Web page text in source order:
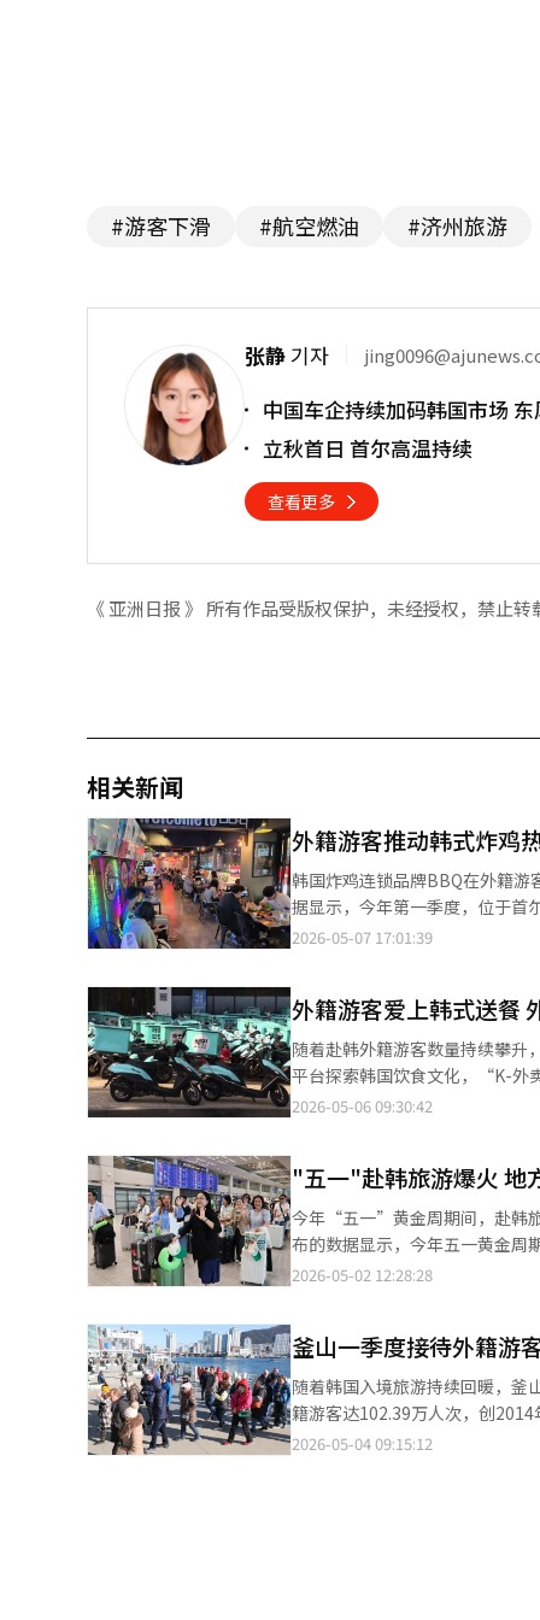
#游客下滑 #航空燃油 #济州旅游
张静 기자
中国车企持续加码韩国市场
立秋首日 首尔高温持续
查看更多
《 亚洲日报 》 所有作品受版权保护，未经授权，禁止转
相关新闻
外籍游客推动韩式炸鸡
韩国炸鸡连锁品牌BBQ在外籍游客消费带
据显示，今年第一季度，位于首
同比增长61.8%，增幅居首；明
门店客流与销售额同步上涨。 从消费偏好来看，外国消费者对韩式炸鸡的接受度持续提升。黄金橄榄炸鸡、韩式甜辣
炸鸡等无骨炸鸡产品成为热门菜单，同
与韩食振兴院此前发布的《
反映出韩国食品在全球市场的影响力持续扩大。 BBQ相关负责人表示，为进
大重点商圈布局，计划增加30至
BBQ也在加快全球化布局。今年3
【图片来源 韩联社】
2026-05-07 17:01:39
外籍游客爱上韩式送餐
随着赴韩外籍游客数量持续攀升
平台探索韩国饮食文化，“K-外卖文化”正逐渐成
行、深度游转变，外籍游客通
已大幅降低。 为争取外籍用户，“外卖的民族”于去年9月率先接入微信支付、支付宝等跨境支付方式，并于今年2
月基于大语言模型推出生成式人工智能
Smart Data旗下公司面向外籍
商Orange Square也上线了
使用门槛持续降低，外卖服务有
场景，“像剧中人物一样生活”的体验式消费需求持续升温。
断丰富，“K-外卖文化”有望从
【图片提供 韩联社】
2026-05-06 09:30:42
"五一"赴韩旅游爆火 地
今年“五一”黄金周期间，赴韩旅游
布的数据显示，今年五一黄金周
目的地均为首尔，新加坡和泰国游客中，首尔同样
疫情前的195%、180.9%和159.3%。 随着访韩热度持续升温，旅游目的地呈现出明显分化态势。
济州仍占据主要份额，但地方
和安东（135%）等地酒店预订量增幅显著，
沉”趋势。蔚山、光州、浦项、
为假期期间新兴热门目的地。 出境游方面，受假期时间较短影响，韩国游客多选择日本、中国等近程目的地，蒙古等
2026-05-02 12:28:28
釜山一季度接待外籍游
随着韩国入境旅游持续回暖，釜
籍游客达102.39万人次，创
万人次。 从客源地来看，中国台湾游客以20.9万人次位居首位，其后依次为中国大陆（19.8万人次）、日本（13万人
2026-05-04 09:15:12